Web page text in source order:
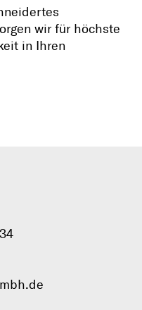
wir für höchste
in Ihren